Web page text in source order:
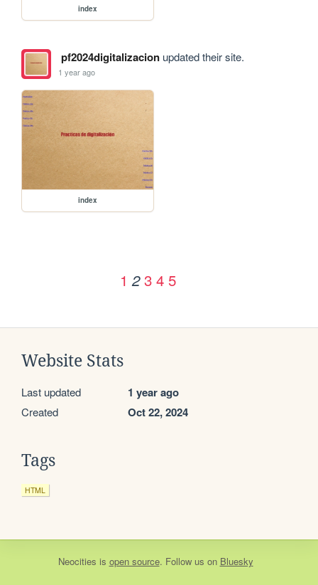
index
pf2024digitalizacionupdated their site.
1 year ago
index
1 2 3 4 5
Website Stats
Last updated 1 year ago
Created Oct 22, 2024
Tags
HTML
Neocities is open source. Follow us on Bluesky